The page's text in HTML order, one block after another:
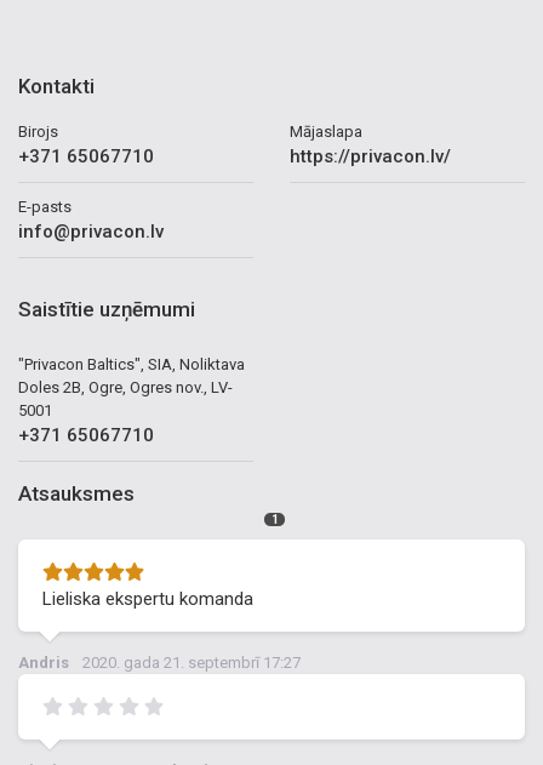
Kontakti
Birojs
+371 65067710
E-pasts
info@privacon.lv
Mājaslapa
https://privacon.lv/
Saistītie uzņēmumi
"Privacon Baltics", SIA, Noliktava
Doles 2B, Ogre, Ogres nov., LV-
5001
+371 65067710
Atsauksmes
1
Lieliska ekspertu komanda
Andris 2020. gada 21. septembrī 17:27